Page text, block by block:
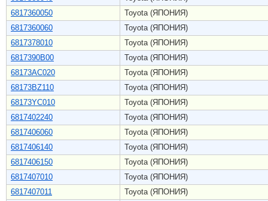
6817360050
Toyota (ЯПОНИЯ)
6817360060
Toyota (ЯПОНИЯ)
6817378010
Toyota (ЯПОНИЯ)
6817390B00
Toyota (ЯПОНИЯ)
68173AC020
Toyota (ЯПОНИЯ)
68173BZ110
Toyota (ЯПОНИЯ)
68173YC010
Toyota (ЯПОНИЯ)
6817402240
Toyota (ЯПОНИЯ)
6817406060
Toyota (ЯПОНИЯ)
6817406140
Toyota (ЯПОНИЯ)
6817406150
Toyota (ЯПОНИЯ)
6817407010
Toyota (ЯПОНИЯ)
6817407011
Toyota (ЯПОНИЯ)